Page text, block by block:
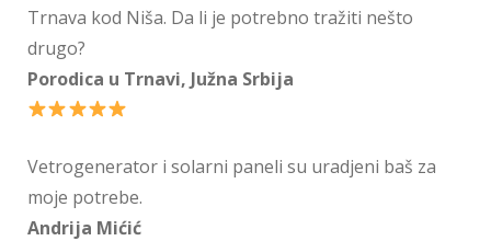
Trnava kod Niša. Da li je potrebno tražiti nešto
drugo?
Porodica u Trnavi, Južna Srbija
Vetrogenerator i solarni paneli su uradjeni baš za
moje potrebe.
Andrija Mićić